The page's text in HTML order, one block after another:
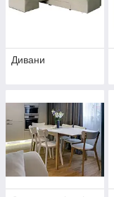
Дивани